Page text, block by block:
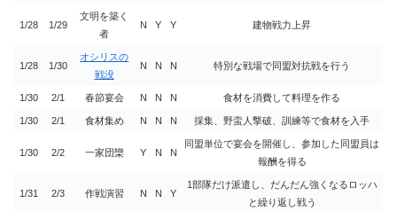
1/28 1/29
文明を築く
者
N Y Y 建物戦力上昇
1/28 1/30
オシリスの
戦没
N N N 特別な戦場で同盟対抗戦を行う
1/30 2/1 春節宴会 N N N 食材を消費して料理を作る
1/30 2/1 食材集め N N N 採集、野蛮人撃破、訓練等で食材を入手
1/30 2/2 一家団欒 Y N N
同盟単位で宴会を開催し、参加した同盟員は
報酬を得る
1/31 2/3 作戦演習 N N Y
1部隊だけ派遣し、だんだん強くなるロッハ
と繰り返し戦う